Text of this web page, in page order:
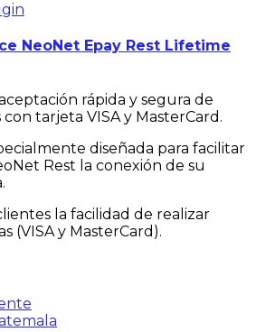
NeoNet Epay Rest Lifetime
rápida y segura de
tarjeta VISA y MasterCard.
diseñada para facilitar
Rest la conexión de su
la facilidad de realizar
(VISA y MasterCard).